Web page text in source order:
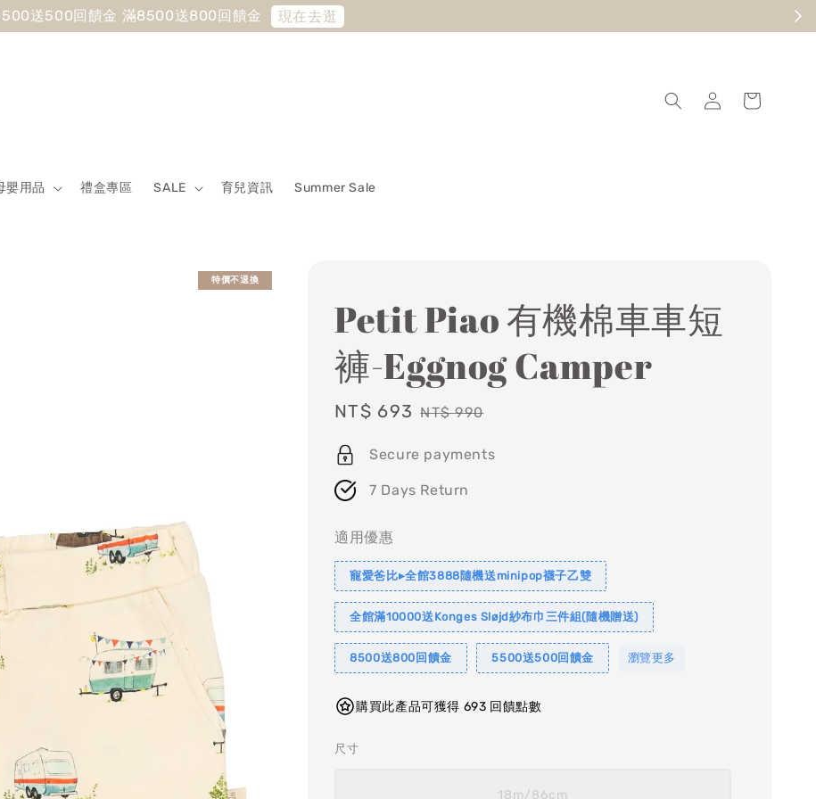
Sale最低7折起 滿5500送500回饋金 滿8500送800回饋金
嬰用品 禮盒專區 SALE 育兒資訊 Summer Sale
特價不退換
Petit Piao 有機棉車車短
褲-Eggnog Camper
Sale
NT$ 693 Regular
NT$ 990
Secure payments
7 Days Return
適用優惠
寵愛爸比▸全館3888隨機送minipop襪子乙雙
全館滿10000送Konges Sløjd紗布巾三件組(隨機贈送)
8500送800回饋金 5500送500回饋金 瀏覽更多
購買此產品可獲得 693 回饋點數
尺寸
18m/86cm